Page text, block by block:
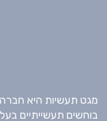
מגט תעשיות היא חברה
בוחשים תעשייתיים